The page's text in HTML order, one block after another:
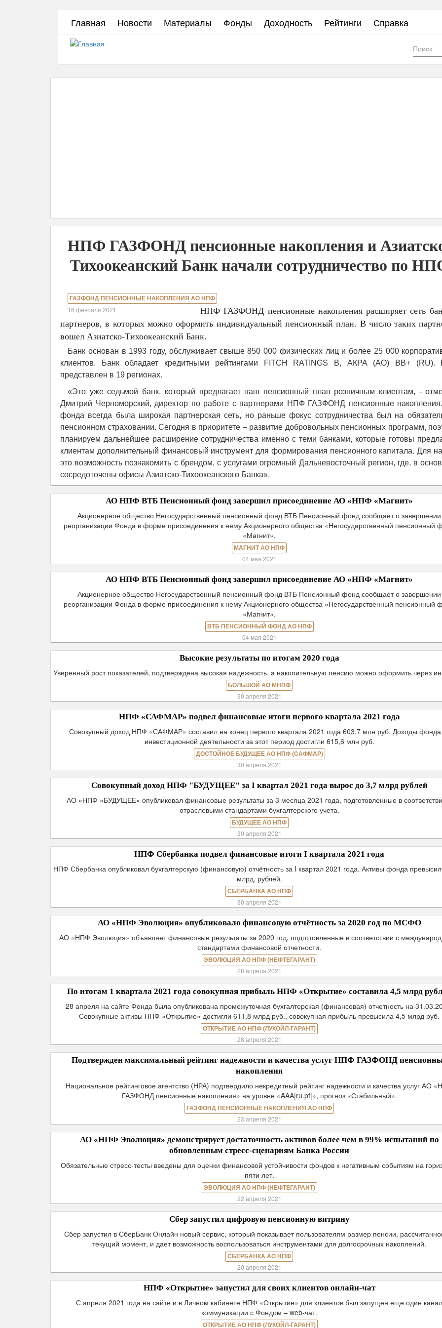
Главная Новости Материалы Фонды Доходность Рейтинги Справка
НПФ ГАЗФОНД пенсионные накопления и
Тихоокеанский Банк начали сотрудничество по
ГАЗФОНД ПЕНСИОННЫЕ НАКОПЛЕНИЯ АО НПФ
16 февраля 2021
НПФ ГАЗФОНД пенсионные накопления расширяет сеть
партнеров, в которых можно оформить индивидуальный пенсионный план. В число таких
вошел Азиатско-Тихоокеанский Банк.
Банк основан в 1993 году, обслуживает свыше 850 000 физических лиц и более 25 000
клиентов. Банк обладает кредитными рейтингами FITCH RATINGS B, АКРА (АО) ВВ+ (RU).
представлен в 19 регионах.
«Это уже седьмой банк, который предлагает наш пенсионный план розничным клиентам, -
Дмитрий Черноморский, директор по работе с партнерами НПФ ГАЗФОНД пенсионные
фонда всегда была широкая партнерская сеть, но раньше фокус сотрудничества был на
пенсионном страховании. Сегодня в приоритете – развитие добровольных пенсионных программ,
планируем дальнейшее расширение сотрудничества именно с теми банками, которые готовы
клиентам дополнительный финансовый инструмент для формирования пенсионного капитала. Для
это возможность познакомить с брендом, с услугами огромный Дальневосточный регион, где, в
сосредоточены офисы Азиатско-Тихоокеанского Банка».
АО НПФ ВТБ Пенсионный фонд завершил присоединение АО «НПФ «Магнит»
Акционерное общество Негосударственный пенсионный фонд ВТБ Пенсионный фонд сообщает о завершении
реорганизации Фонда в форме присоединения к нему Акционерного общества «Негосударственный пенсионный
«Магнит».
МАГНИТ АО НПФ
04 мая 2021
АО НПФ ВТБ Пенсионный фонд завершил присоединение АО «НПФ «Магнит»
Акционерное общество Негосударственный пенсионный фонд ВТБ Пенсионный фонд сообщает о завершении
реорганизации Фонда в форме присоединения к нему Акционерного общества «Негосударственный пенсионный
«Магнит».
ВТБ ПЕНСИОННЫЙ ФОНД АО НПФ
04 мая 2021
Высокие результаты по итогам 2020 года
Уверенный рост показателей, подтверждена высокая надежность, а накопительную пенсию можно оформить через
БОЛЬШОЙ АО МНПФ
30 апреля 2021
НПФ «САФМАР» подвел финансовые итоги первого квартала 2021 года
Совокупный доход НПФ «САФМАР» составил на конец первого квартала 2021 года 603,7 млн руб. Доходы фонда
инвестиционной деятельности за этот период достигли 615,6 млн руб.
ДОСТОЙНОЕ БУДУЩЕЕ АО НПФ (САФМАР)
30 апреля 2021
Совокупный доход НПФ "БУДУЩЕЕ" за I квартал 2021 года вырос до 3,7 млрд рублей
АО «НПФ «БУДУЩЕЕ» опубликовал финансовые результаты за 3 месяца 2021 года, подготовленные в
отраслевыми стандартами бухгалтерского учета.
БУДУЩЕЕ АО НПФ
30 апреля 2021
НПФ Сбербанка подвел финансовые итоги I квартала 2021 года
НПФ Сбербанка опубликовал бухгалтерскую (финансовую) отчётность за I квартал 2021 года. Активы фонда
млрд. рублей.
СБЕРБАНКА АО НПФ
30 апреля 2021
АО «НПФ Эволюция» опубликовало финансовую отчётность за 2020 год по МСФО
АО «НПФ Эволюция» объявляет финансовые результаты за 2020 год, подготовленные в соответствии с
стандартами финансовой отчетности.
ЭВОЛЮЦИЯ АО НПФ (НЕФТЕГАРАНТ)
28 апреля 2021
По итогам 1 квартала 2021 года совокупная прибыль НПФ «Открытие» составила 4,5 млрд
28 апреля на сайте Фонда была опубликована промежуточная бухгалтерская (финансовая) отчетность на
Совокупные активы НПФ «Открытие» достигли 611,8 млрд руб., совокупная прибыль превысила 4,5 млрд руб.
ОТКРЫТИЕ АО НПФ (ЛУКОЙЛ-ГАРАНТ)
28 апреля 2021
Подтвержден максимальный рейтинг надежности и качества услуг НПФ ГАЗФОНД
накопления
Национальное рейтинговое агентство (НРА) подтвердило некредитный рейтинг надежности и качества услуг АО
ГАЗФОНД пенсионные накопления» на уровне «AAA|ru.pf|», прогноз «Стабильный».
ГАЗФОНД ПЕНСИОННЫЕ НАКОПЛЕНИЯ АО НПФ
23 апреля 2021
АО «НПФ Эволюция» демонстрирует достаточность активов более чем в 99% испытаний по
обновленным стресс-сценариям Банка России
Обязательные стресс-тесты введены для оценки финансовой устойчивости фондов к негативным событиям на
пяти лет.
ЭВОЛЮЦИЯ АО НПФ (НЕФТЕГАРАНТ)
22 апреля 2021
Сбер запустил цифровую пенсионную витрину
Сбер запустил в СберБанк Онлайн новый сервис, который показывает пользователям размер пенсии,
текущий момент, и дает возможность воспользоваться инструментами для долгосрочных накоплений.
СБЕРБАНКА АО НПФ
20 апреля 2021
НПФ «Открытие» запустил для своих клиентов онлайн-чат
С апреля 2021 года на сайте и в Личном кабинете НПФ «Открытие» для клиентов был запущен еще один канал
коммуникации с Фондом – web-чат.
ОТКРЫТИЕ АО НПФ (ЛУКОЙЛ-ГАРАНТ)